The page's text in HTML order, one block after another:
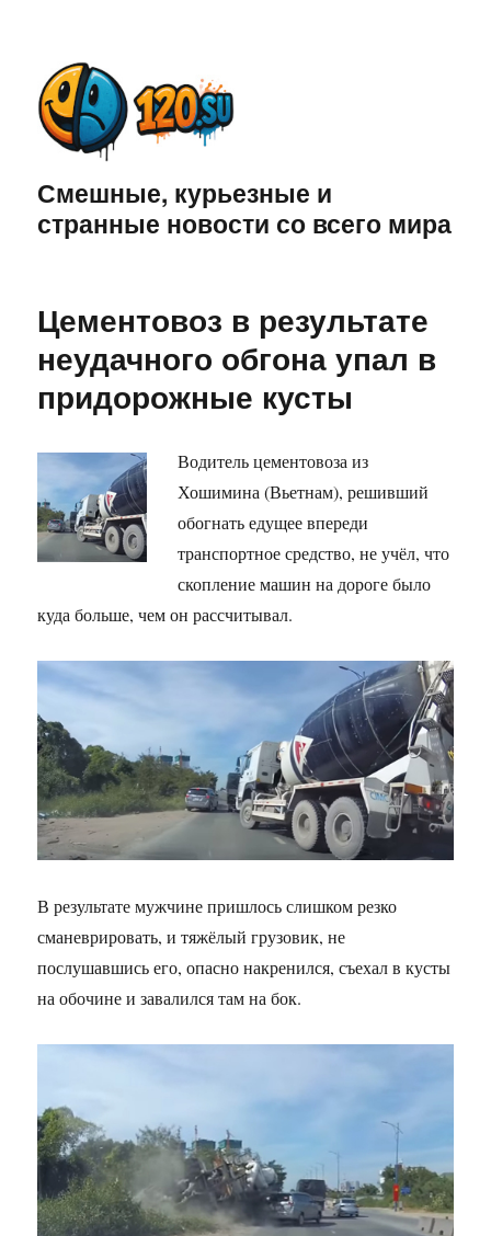
Смешные, курьезные и
странные новости со всего мира
Цементовоз в результате
неудачного обгона упал в
придорожные кусты
Водитель цементовоза из
Хошимина (Вьетнам), решивший
обогнать едущее впереди
транспортное средство, не учёл, что
скопление машин на дороге было
куда больше, чем он рассчитывал.
В результате мужчине пришлось слишком резко
сманеврировать, и тяжёлый грузовик, не
послушавшись его, опасно накренился, съехал в кусты
на обочине и завалился там на бок.